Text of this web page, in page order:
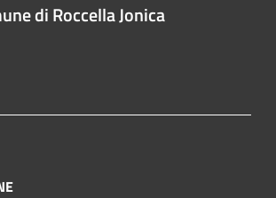
di Roccella Jonica